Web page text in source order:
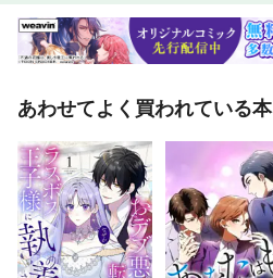
あわせてよく買われている本